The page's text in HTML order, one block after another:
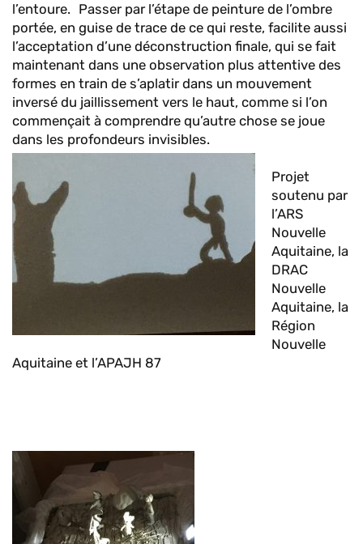
l’entoure. Passer par l’étape de peinture de l’ombre
portée, en guise de trace de ce qui reste, facilite aussi
l’acceptation d’une déconstruction finale, qui se fait
maintenant dans une observation plus attentive des
formes en train de s’aplatir dans un mouvement
inversé du jaillissement vers le haut, comme si l’on
commençait à comprendre qu’autre chose se joue
dans les profondeurs invisibles.
Projet
soutenu par
l’ARS
Nouvelle
Aquitaine, la
DRAC
Nouvelle
Aquitaine, la
Région
Nouvelle
Aquitaine et l’APAJH 87